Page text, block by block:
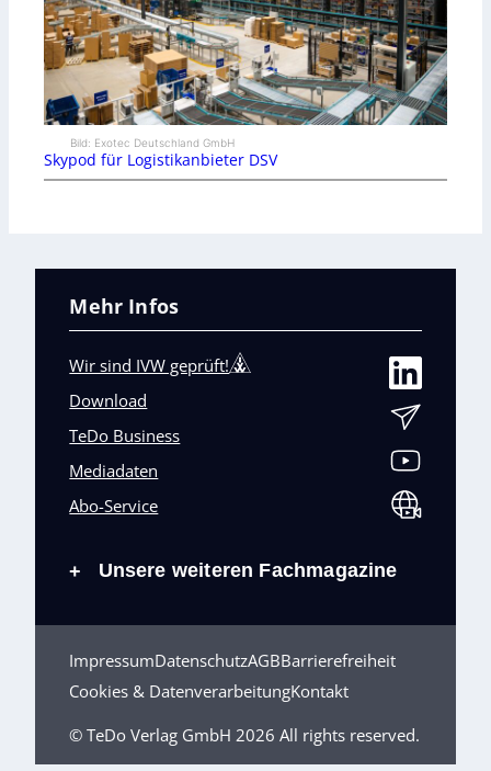
Bild: Exotec Deutschland GmbH
Skypod für Logistikanbieter DSV
Mehr Infos
Wir sind IVW geprüft!
Download
TeDo Business
Mediadaten
Abo-Service
+ Unsere weiteren Fachmagazine
ImpressumDatenschutzAGBBarrierefreiheit
Cookies & DatenverarbeitungKontakt
© TeDo Verlag GmbH 2026 All rights reserved.